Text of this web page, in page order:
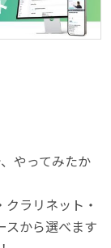
やってみたか
ラリネット・
スから選べます